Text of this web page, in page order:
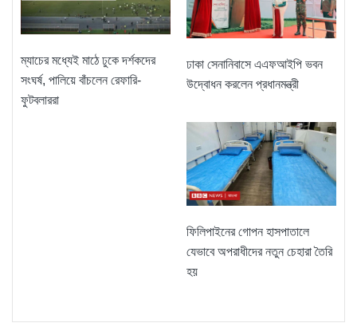
ম্যাচের মধ্যেই মাঠে ঢুকে দর্শকদের
সংঘর্ষ, পালিয়ে বাঁচলেন রেফারি-
ফুটবলাররা
ঢাকা সেনানিবাসে এএফআইপি ভবন
উদ্বোধন করলেন প্রধানমন্ত্রী
ফিলিপাইনের গোপন হাসপাতালে
যেভাবে অপরাধীদের নতুন চেহারা তৈরি
হয়